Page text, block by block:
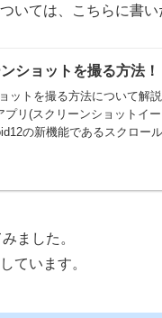
いては、こちらに書
ショットを撮る方法！
ットを撮る方法について解
リ(スクリーンショットイ
の新機能であるスクロー
ました。
ています。